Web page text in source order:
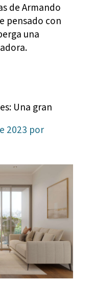
de Armando
pensado con
una
Una gran
2023 por